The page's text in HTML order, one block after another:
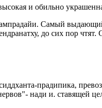
и обильно
Самый
до сих пор чтят.
прадипика,
нади и. ставящей